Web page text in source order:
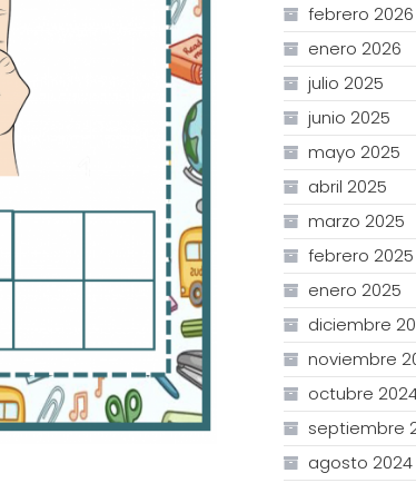
febrero 2026
enero 2026
julio 2025
junio 2025
mayo 2025
abril 2025
marzo 2025
febrero 2025
enero 2025
diciembre
noviembre
octubre
septiembre
agosto 2024